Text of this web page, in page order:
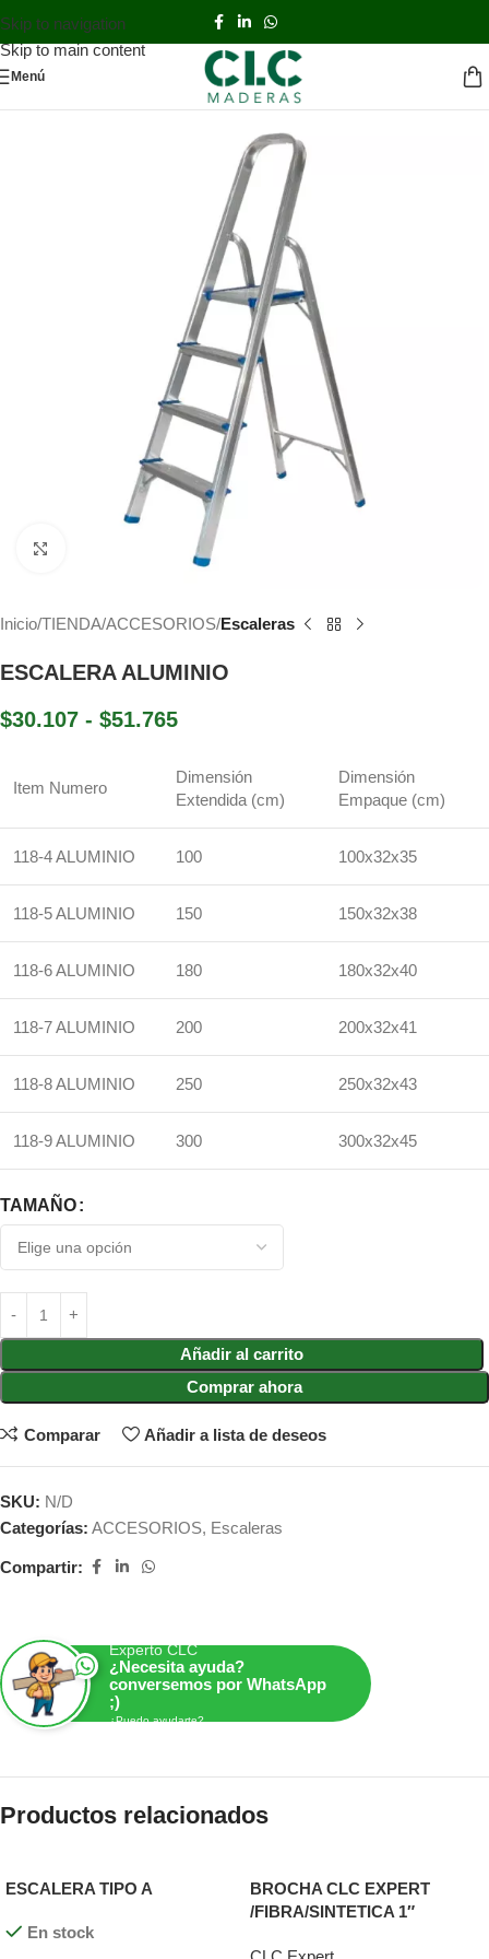
Skip to navigation
Skip to main content
Menú
Haga Click para agrandar
Inicio TIENDA ACCESORIOS Escaleras
ESCALERA ALUMINIO
$30.107 - $51.765
Item Numero
Dimensión
Extendida (cm)
Dimensión
Empaque (cm)
118-4 ALUMINIO 100 100x32x35
118-5 ALUMINIO 150 150x32x38
118-6 ALUMINIO 180 180x32x40
118-7 ALUMINIO 200 200x32x41
118-8 ALUMINIO 250 250x32x43
118-9 ALUMINIO 300 300x32x45
TAMAÑO
Añadir al carrito
Comprar ahora
Comparar Añadir a lista de deseos
SKU: N/D
Categorías: ACCESORIOS, Escaleras
Compartir:
Experto CLC
¿Necesita ayuda?
conversemos por WhatsApp
;)
¿Puedo ayudarte?
Productos relacionados
ESCALERA TIPO A
En stock
BROCHA CLC EXPERT
/FIBRA/SINTETICA 1″